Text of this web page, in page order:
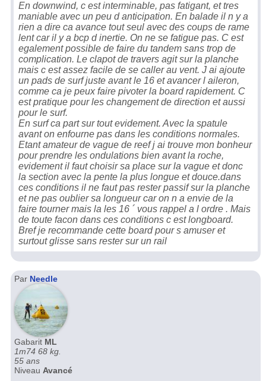
En downwind, c est interminable, pas fatigant, et tres
maniable avec un peu d anticipation. En balade il n y a
rien a dire ca avance tout seul avec des coups de rame
lent car il y a bcp d inertie. On ne se fatigue pas. C est
egalement possible de faire du tandem sans trop de
complication. Le clapot de travers agit sur la planche
mais c est assez facile de se caller au vent. J ai ajoute
un pads de surf juste avant le 16 et avancer l aileron,
comme ca je peux faire pivoter la board rapidement. C
est pratique pour les changement de direction et aussi
pour le surf.
En surf ca part sur tout evidement. Avec la spatule
avant on enfourne pas dans les conditions normales.
Etant amateur de vague de reef j ai trouve mon bonheur
pour prendre les ondulations bien avant la roche,
evidement il faut choisir sa place sur la vague et donc
la section avec la pente la plus longue et douce.dans
ces conditions il ne faut pas rester passif sur la planche
et ne pas oublier sa longueur car on n a envie de la
faire tourner mais la les 16 ´ vous rappel a l ordre . Mais
de toute facon dans ces conditions c est longboard.
Bref je recommande cette board pour s amuser et
surtout glisse sans rester sur un rail
Par Needle
Gabarit ML
1m74 68 kg.
55 ans
Niveau Avancé